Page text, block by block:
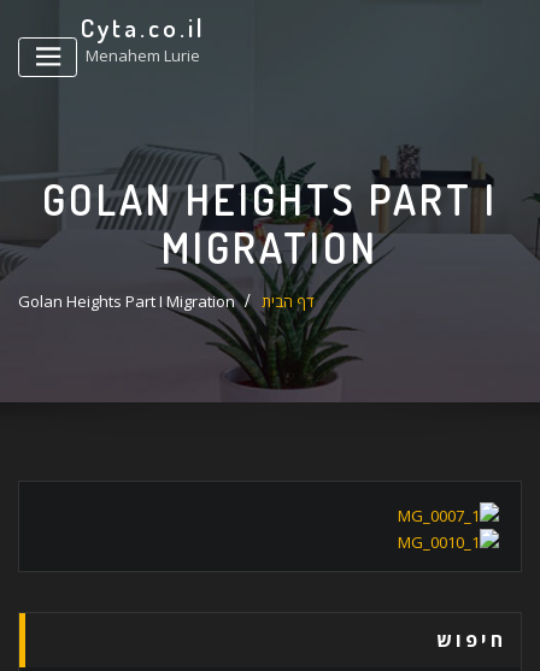
Cyta.co.il
Menahem Lurie
GOLAN HEIGHTS PART I
MIGRATION
דף הבית Golan Heights Part I Migration
חיפוש